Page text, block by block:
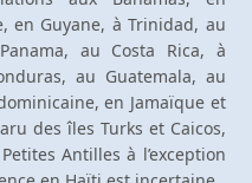
en Guyane, à Trinidad, au
au Costa Rica, à
au Guatemala, au
en Jamaïque et
des îles Turks et Caicos,
Antilles à l’exception